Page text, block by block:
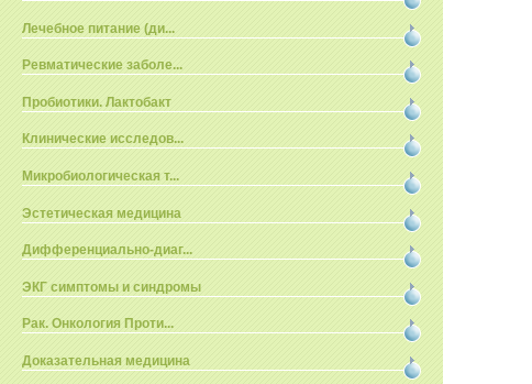
Лечебное питание (ди...
Ревматические заболе...
Пробиотики. Лактобакт
Клинические исследов...
Микробиологическая т...
Эстетическая медицина
Дифференциально-диаг...
ЭКГ симптомы и синдромы
Рак. Онкология Проти...
Доказательная медицина